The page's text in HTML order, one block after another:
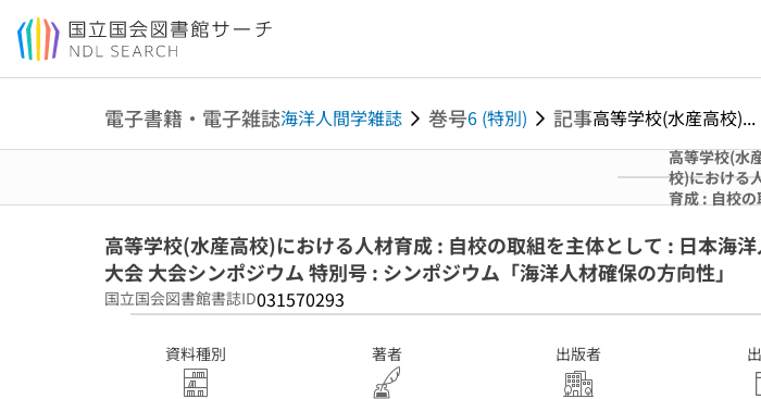
本文へ移動
電子書籍・電子雑誌海洋人間学雑誌 巻号6 (特別) 記事高等学校(水産高校)...
高等学校(水
校)における
育成 : 自校の
本海洋人間
6回大会 大会
ポジウム 特別
洋人材確保
高等学校(水産高校)における人材育成 : 自校の取組を主体として : 日本海
大会 大会シンポジウム 特別号 : シンポジウム「海洋人材確保の方向性」
国立国会図書館書誌ID031570293
資料種別 著者 出版者